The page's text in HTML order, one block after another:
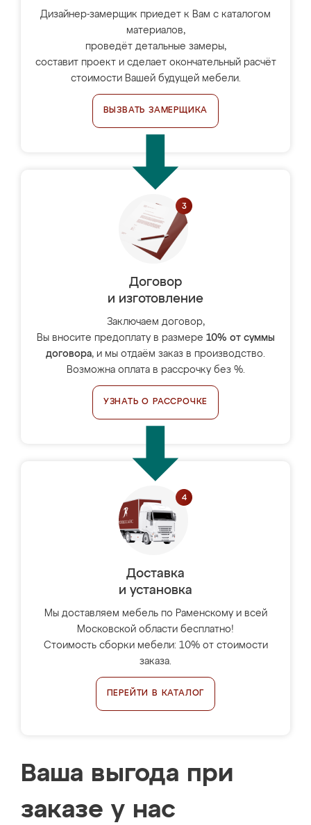
Дизайнер-замерщик приедет к Вам с каталогом
материалов,
проведёт детальные замеры,
составит проект и сделает окончательный расчёт
стоимости Вашей будущей мебели.
ВЫЗВАТЬ ЗАМЕРЩИКА
Договор
и изготовление
Заключаем договор,
Вы вносите предоплату в размере 10% от суммы
договора, и мы отдаём заказ в производство.
Возможна оплата в рассрочку без %.
УЗНАТЬ О РАССРОЧКЕ
Доставка
и установка
Мы доставляем мебель по Раменскому и всей
Московской области бесплатно!
Стоимость сборки мебели: 10% от стоимости
заказа.
ПЕРЕЙТИ В КАТАЛОГ
Ваша выгода при
заказе у нас